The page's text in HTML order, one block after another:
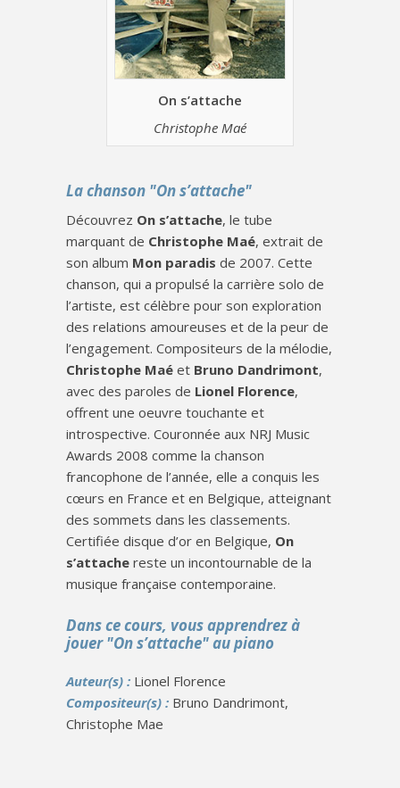
On s’attache
Christophe Maé
La chanson "On s’attache"
Découvrez On s’attache, le tube
marquant de Christophe Maé, extrait de
son album Mon paradis de 2007. Cette
chanson, qui a propulsé la carrière solo de
l’artiste, est célèbre pour son exploration
des relations amoureuses et de la peur de
l’engagement. Compositeurs de la mélodie,
Christophe Maé et Bruno Dandrimont,
avec des paroles de Lionel Florence,
offrent une oeuvre touchante et
introspective. Couronnée aux NRJ Music
Awards 2008 comme la chanson
francophone de l’année, elle a conquis les
cœurs en France et en Belgique, atteignant
des sommets dans les classements.
Certifiée disque d’or en Belgique, On
s’attache reste un incontournable de la
musique française contemporaine.
Dans ce cours, vous apprendrez à
jouer "On s’attache" au piano
Auteur(s) : Lionel Florence
Compositeur(s) : Bruno Dandrimont,
Christophe Mae